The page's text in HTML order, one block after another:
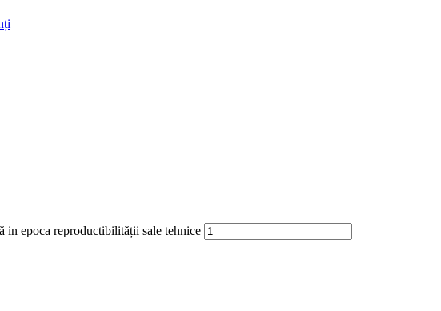
epoca reproductibilității sale tehnice